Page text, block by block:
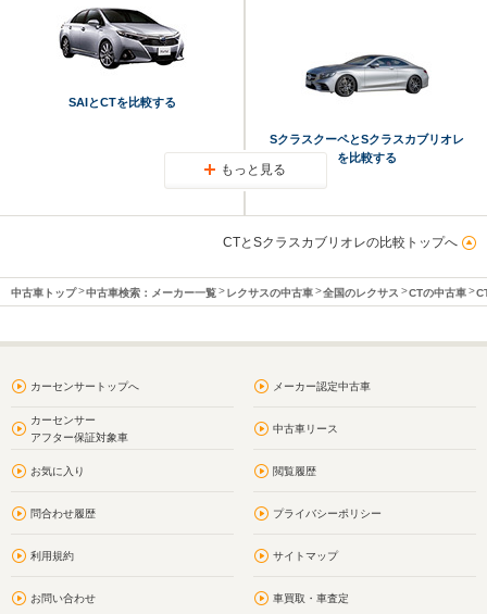
SAIとCTを比較する
SクラスクーペとSクラスカブリオレ
を比較する
もっと見る
CTとSクラスカブリオレの比較トップへ
中古車トップ 中古車検索：メーカー一覧 レクサスの中古車 全国のレクサス CTの中古車
カーセンサートップへ メーカー認定中古車
カーセンサー
アフター保証対象車
中古車リース
お気に入り 閲覧履歴
問合わせ履歴 プライバシーポリシー
利用規約 サイトマップ
お問い合わせ 車買取・車査定